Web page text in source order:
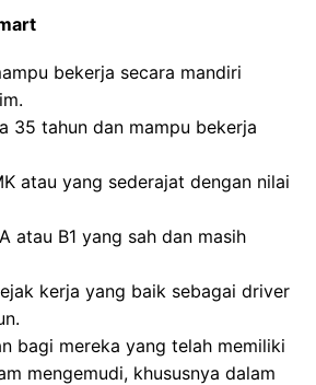
bekerja secara mandiri
35 tahun dan mampu bekerja
atau yang sederajat dengan nilai
atau B1 yang sah dan masih
kerja yang baik sebagai driver
bagi mereka yang telah memiliki
mengemudi, khususnya dalam